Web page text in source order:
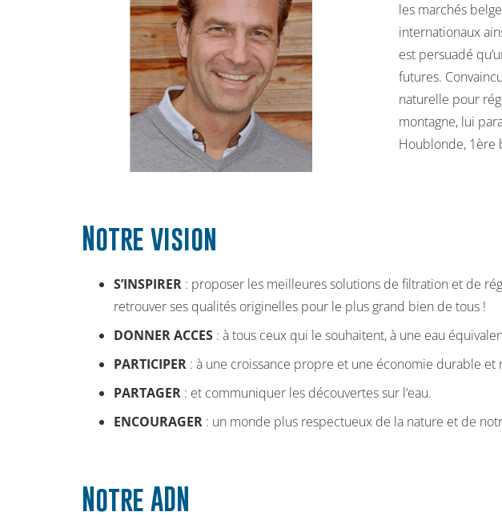
les marchés
internationaux
est persuadé
futures.
naturelle pour
montagne, lui
Houblonde, 1ère
Notre vision
S’INSPIRER : proposer les meilleures solutions de filtration et de
retrouver ses qualités originelles pour le plus grand bien de tous !
DONNER ACCES : à tous ceux qui le souhaitent, à une eau
PARTICIPER : à une croissance propre et une économie durable et
PARTAGER : et communiquer les découvertes sur l’eau.
ENCOURAGER : un monde plus respectueux de la nature et de
Notre ADN